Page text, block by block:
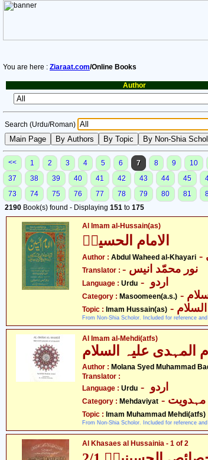
You are here : Ziaraat.com/Online Books
Author
Search (Urdu/Roman)
<< 1 2 3 4 5 6 7 8 9 10
37
38 39 40 41 42 43 44 45
73
74 75 76 77 78 79 80 81
2190 Book(s) found - Displaying 151 to 175
Al Imam al-Hussain(as)
الامام الحسینؑ
Author : Abdul Waheed al-Khayari
Translator : - نور محمّد انیس
Language : Urdu
Category : Masoomeen(a.s.)
Topic : Imam Hussain(as)
From Non-Shia Scholor. Included for reference
Al Imam al-Mehdi(atfs)
المہدی علیہ السلام
Author : Molana Syed Muhammad
Translator :
Language : Urdu
Category : Mehdaviyat - مہدویت
Topic : Imam Muhammad Mehdi(atfs)
From Non-Shia Scholor. Included for reference
Al Khasaes al Hussainia - 1 of 2